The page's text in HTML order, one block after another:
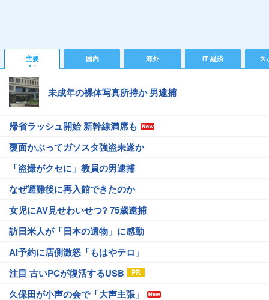
主要 国内 海外 IT 経済 ス
未成年の裸体写真所持か 男逮捕
帰省ラッシュ開始 新幹線満席も
覆面かぶってガソスタ強盗未遂か
「盗撮がクセに」教員の男逮捕
なぜ避難後に再入館できたのか
女児にAV見せわいせつ? 75歳逮捕
訪日米人が「日本の遺物」に感動
AI予約に店側激怒「もはやテロ」
注目 古いPCが復活するUSB
久保田が小声の会で「大声主張」